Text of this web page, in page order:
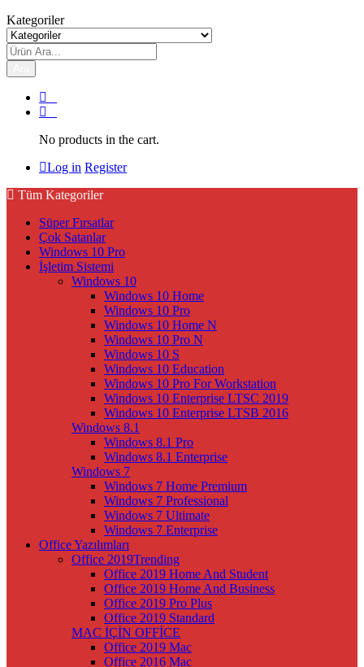
Kategoriler
No products in the cart.
Log in Register
Tüm Kategoriler
Süper Fırsatlar
Çok Satanlar
Windows 10 Pro
İşletim Sistemi
Windows 10
Windows 10 Home
Windows 10 Pro
Windows 10 Home N
Windows 10 Pro N
Windows 10 S
Windows 10 Education
Windows 10 Pro For Workstation
Windows 10 Enterprise LTSC 2019
Windows 10 Enterprise LTSB 2016
Windows 8.1
Windows 8.1 Pro
Windows 8.1 Enterprise
Windows 7
Windows 7 Home Premium
Windows 7 Professional
Windows 7 Ultimate
Windows 7 Enterprise
Office Yazılımları
Office 2019Trending
Office 2019 Home And Student
Office 2019 Home And Business
Office 2019 Pro Plus
Office 2019 Standard
MAC İÇİN OFFİCE
Office 2019 Mac
Office 2016 Mac